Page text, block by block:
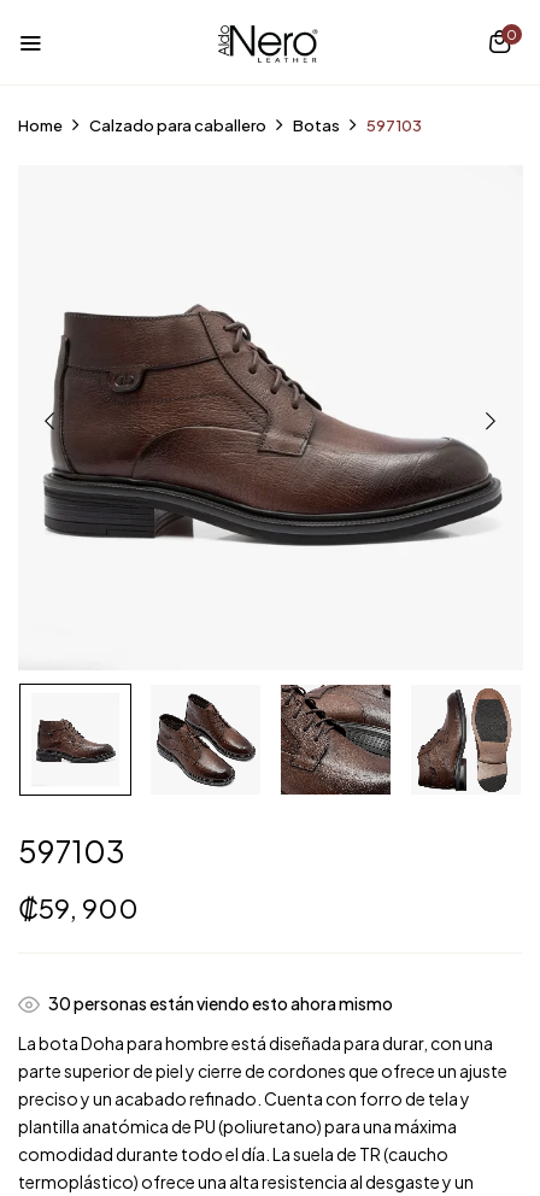
0
Home Calzado para caballero Botas 597103
597103
₡59, 900
37personas están viendo esto ahora mismo
La bota Doha para hombre está diseñada para durar, con una
parte superior de piel y cierre de cordones que ofrece un ajuste
preciso y un acabado refinado. Cuenta con forro de tela y
plantilla anatómica de PU (poliuretano) para una máxima
comodidad durante todo el día. La suela de TR (caucho
termoplástico) ofrece una alta resistencia al desgaste y un